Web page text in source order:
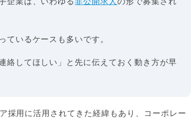
ているケースも多いです。
絡してほしい」と先に伝えておく動き方が早
採用に活用されてきた経緯もあり、コーポレー